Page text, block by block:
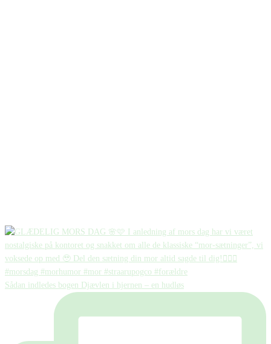
Sådan indledes bogen Djævlen i hjernen – en hudløs